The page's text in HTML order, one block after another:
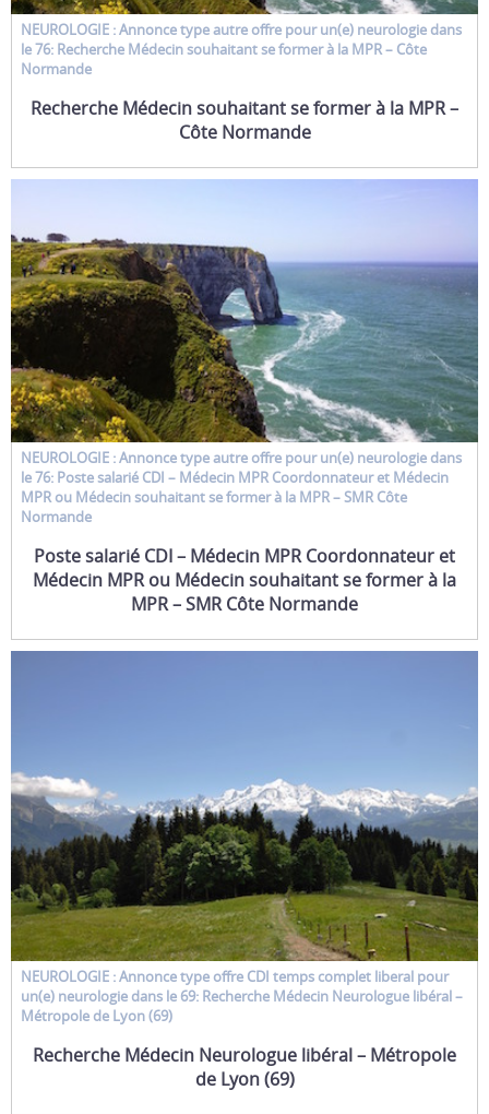
NEUROLOGIE : Annonce typeautre offre pour un(e) neurologie dans
le 76: Recherche Médecin souhaitant se former à la MPR – Côte
Normande
Recherche Médecin souhaitant se former à la MPR –
Côte Normande
NEUROLOGIE : Annonce typeautre offre pour un(e) neurologie dans
le 76: Poste salarié CDI – Médecin MPR Coordonnateur et Médecin
MPR ou Médecin souhaitant se former à la MPR – SMR Côte
Normande
Poste salarié CDI – Médecin MPR Coordonnateur et
Médecin MPR ou Médecin souhaitant se former à la
MPR – SMR Côte Normande
NEUROLOGIE : Annonce type offre CDI temps complet liberal pour
un(e) neurologie dans le 69: Recherche Médecin Neurologue libéral –
Métropole de Lyon (69)
Recherche Médecin Neurologue libéral – Métropole
de Lyon (69)